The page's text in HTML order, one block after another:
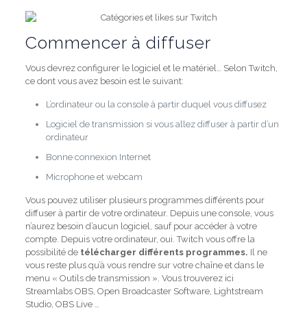
Commencer à diffuser
Vous devrez configurer le logiciel et le matériel… Selon Twitch,
ce dont vous avez besoin est le suivant:
L’ordinateur ou la console à partir duquel vous diffusez
Logiciel de transmission si vous allez diffuser à partir d’un
ordinateur
Bonne connexion Internet
Microphone et webcam
Vous pouvez utiliser plusieurs programmes différents pour
diffuser à partir de votre ordinateur. Depuis une console, vous
n’aurez besoin d’aucun logiciel, sauf pour accéder à votre
compte. Depuis votre ordinateur, oui. Twitch vous offre la
possibilité de télécharger différents programmes. Il ne
vous reste plus qu’à vous rendre sur votre chaîne et dans le
menu « Outils de transmission ». Vous trouverez ici
Streamlabs OBS, Open Broadcaster Software, Lightstream
Studio, OBS Live …